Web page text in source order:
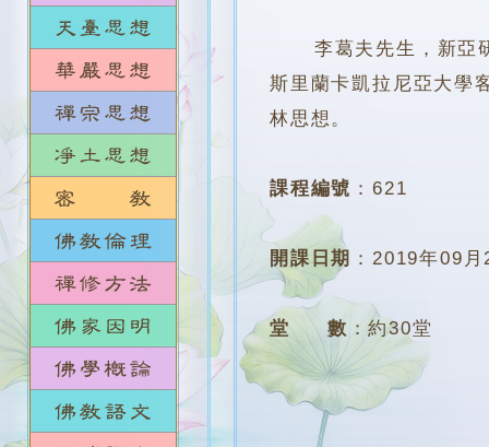
李葛夫先生，新亞研
斯里蘭卡凱拉尼亞大學
林思想。
課程編號 ：621
開課日期 ：2019年09月
堂 數 ：約30堂